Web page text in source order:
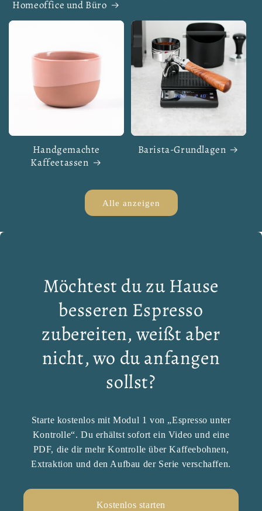
Homeoffice und Büro
Handgemachte
Kaffeetassen
Barista-Grundlagen
Alle anzeigen
Möchtest du zu Hause
besseren Espresso
zubereiten, weißt aber
nicht, wo du anfangen
sollst?
Starte kostenlos mit Modul 1 von „Espresso unter
Kontrolle“. Du erhältst sofort ein Video und eine
PDF, die dir mehr Kontrolle über Kaffeebohnen,
Extraktion und den Aufbau der Serie verschaffen.
Kostenlos starten